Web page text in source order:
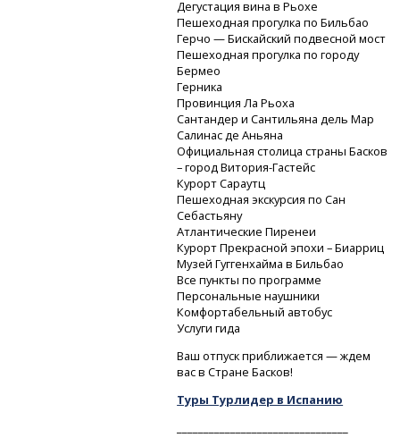
Дегустация вина в Рьохе
Пешеходная прогулка по Бильбао
Герчо — Бискайский подвесной мост
Пешеходная прогулка по городу
Бермео
Герника
Провинция Ла Рьоха
Сантандер и Сантильяна дель Мар
Салинас де Аньяна
Официальная столица страны Басков
– городВитория-Гастейс
Курорт Сараутц
Пешеходная экскурсия по Сан
Себастьяну
Атлантические Пиренеи
Курорт Прекрасной эпохи – Биарриц
Музей Гуггенхайма в Бильбао
Все пункты по программе
Персональные наушники
Комфортабельный автобус
Услуги гида
Ваш отпуск приближается — ждем
вас в Стране Басков!
Туры Турлидер в Испанию